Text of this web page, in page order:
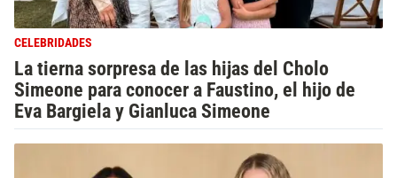
CELEBRIDADES
La tierna sorpresa de las hijas del Cholo
Simeone para conocer a Faustino, el hijo de
Eva Bargiela y Gianluca Simeone